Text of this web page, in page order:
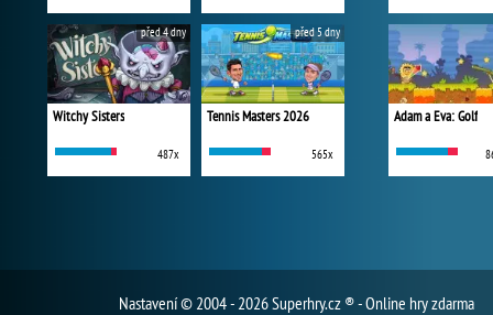
Witchy Sisters
487x
před 4 dny
Tennis Masters 2026
565x
před 5 dny
Adam a Eva: Golf
Nastavení© 2004 - 2026 Superhry.cz ® - Online hry zdarma